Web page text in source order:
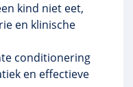
kind niet eet,
en klinische
conditionering
en effectieve